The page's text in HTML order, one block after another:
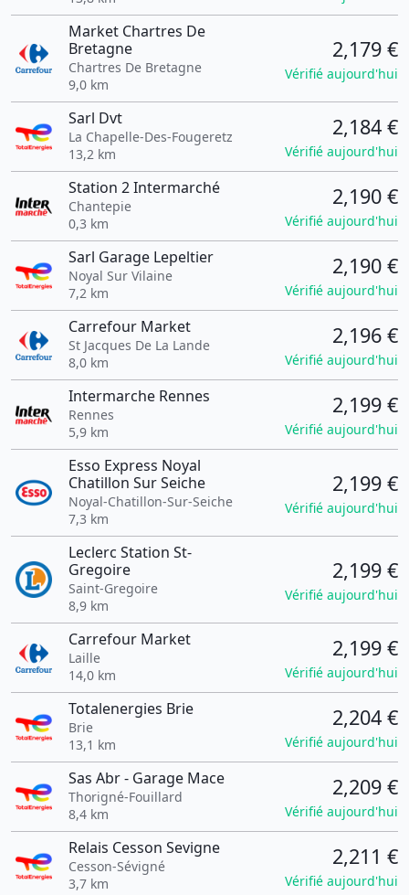
Market Chartres De
Bretagne
Chartres De Bretagne
9,0 km
2,179 €
Vérifié aujourd'hui
Sarl Dvt
La Chapelle-Des-Fougeretz
13,2 km
2,184 €
Vérifié aujourd'hui
Station 2 Intermarché
Chantepie
0,3 km
2,190 €
Vérifié aujourd'hui
Sarl Garage Lepeltier
Noyal Sur Vilaine
7,2 km
2,190 €
Vérifié aujourd'hui
Carrefour Market
St Jacques De La Lande
8,0 km
2,196 €
Vérifié aujourd'hui
Intermarche Rennes
Rennes
5,9 km
2,199 €
Vérifié aujourd'hui
Esso Express Noyal
Chatillon Sur Seiche
Noyal-Chatillon-Sur-Seiche
7,3 km
2,199 €
Vérifié aujourd'hui
Leclerc Station St-
Gregoire
Saint-Gregoire
8,9 km
2,199 €
Vérifié aujourd'hui
Carrefour Market
Laille
14,0 km
2,199 €
Vérifié aujourd'hui
Totalenergies Brie
Brie
13,1 km
2,204 €
Vérifié aujourd'hui
Sas Abr - Garage Mace
Thorigné-Fouillard
8,4 km
2,209 €
Vérifié aujourd'hui
Relais Cesson Sevigne
Cesson-Sévigné
3,7 km
2,211 €
Vérifié aujourd'hui